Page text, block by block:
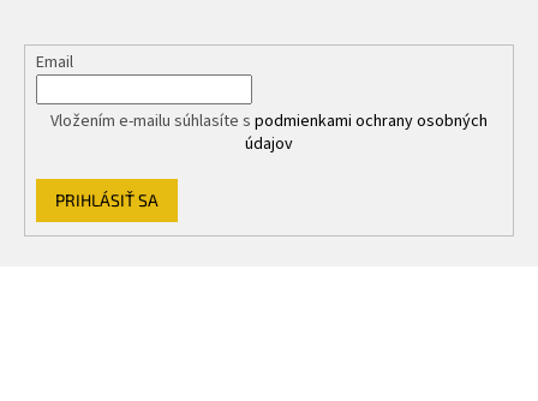
Email
Vložením e-mailu súhlasíte s podmienkami ochrany osobných
údajov
PRIHLÁSIŤ SA